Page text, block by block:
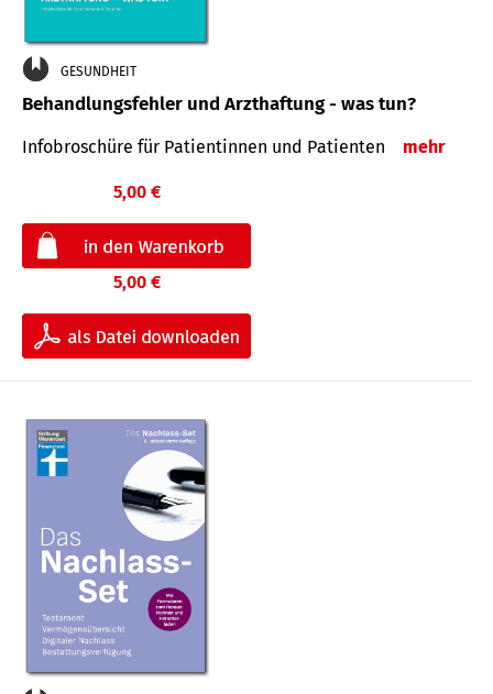
GESUNDHEIT
Behandlungsfehler und Arzthaftung - was tun?
Infobroschüre für Patientinnen und Patienten mehr
5,00 €
5,00 €